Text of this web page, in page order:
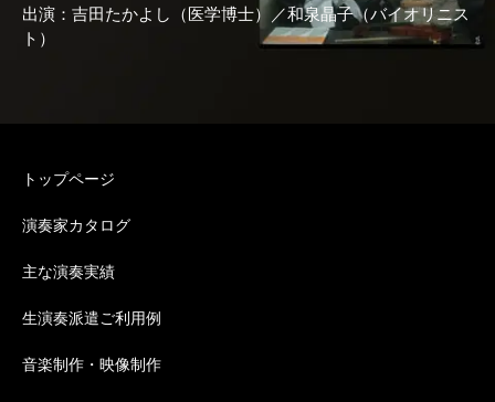
出演：吉田たかよし（医学博士）／和泉晶子（バイオリニス
ト）
トップページ
演奏家カタログ
主な演奏実績
生演奏派遣ご利用例
音楽制作・映像制作